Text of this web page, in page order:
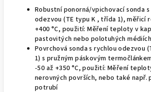
Robustní ponorná/vpichovací sonda
odezvou (TE typu K , třída 1), měřicí
+400 °C, použití: Měření teploty v
pastovitých nebo polotuhých
Povrchová sonda s rychlou odezvou
1) s pružným páskovým
-50 až +350 °C, použití: Měření
nerovných površích, nebo také např.
potrubí